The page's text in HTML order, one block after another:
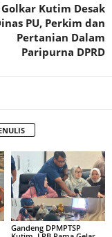
Kutim Desak
PU, Perkim dan
Pertanian Dalam
Paripurna DPRD
Gandeng DPMPTSP